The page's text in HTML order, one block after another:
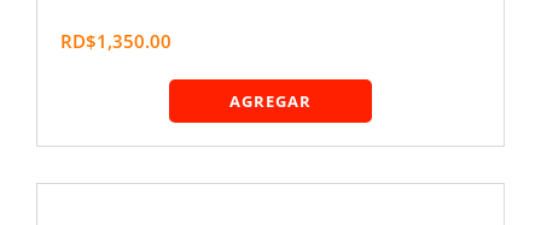
RD$1,350.00
AGREGAR